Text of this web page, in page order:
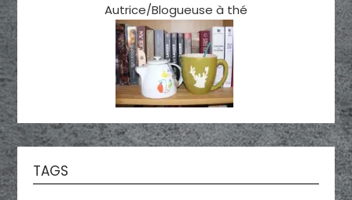
Autrice/Blogueuse à thé
TAGS